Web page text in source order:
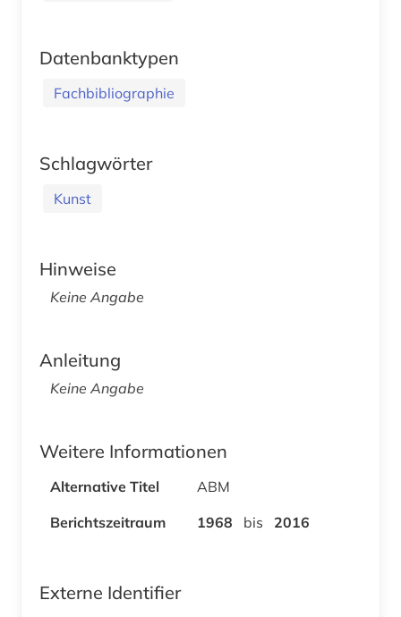
Datenbanktypen
Fachbibliographie
Schlagwörter
Kunst
Hinweise
Keine Angabe
Anleitung
Keine Angabe
Weitere Informationen
Alternative Titel
ABM
Berichtszeitraum
1968 bis 2016
Externe Identifier